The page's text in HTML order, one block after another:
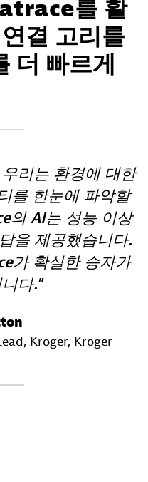
를 활
결 고리를
더 빠르게
리는 환경에 대한
를 한눈에 파악할
의 AI는 성능 이상
을 제공했습니다.
가 확실한 승자가
다.
Kroger, Kroger